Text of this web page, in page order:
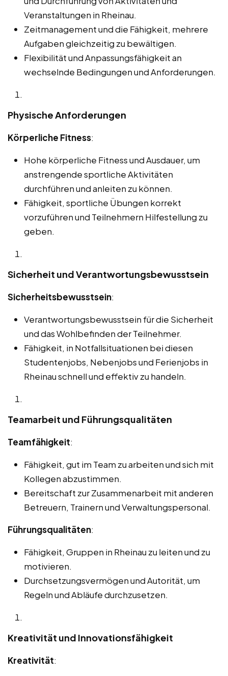
Veranstaltungen in Rheinau.
Zeitmanagement und die Fähigkeit, mehrere
Aufgaben gleichzeitig zu bewältigen.
Flexibilität und Anpassungsfähigkeit an
wechselnde Bedingungen und Anforderungen.
Physische Anforderungen
Körperliche Fitness:
Hohe körperliche Fitness und Ausdauer, um
anstrengende sportliche Aktivitäten
durchführen und anleiten zu können.
Fähigkeit, sportliche Übungen korrekt
vorzuführen und Teilnehmern Hilfestellung zu
geben.
Sicherheit und Verantwortungsbewusstsein
Sicherheitsbewusstsein:
Verantwortungsbewusstsein für die Sicherheit
und das Wohlbefinden der Teilnehmer.
Fähigkeit, in Notfallsituationen bei diesen
Studentenjobs, Nebenjobs und Ferienjobs in
Rheinau schnell und effektiv zu handeln.
Teamarbeit und Führungsqualitäten
Teamfähigkeit:
Fähigkeit, gut im Team zu arbeiten und sich mit
Kollegen abzustimmen.
Bereitschaft zur Zusammenarbeit mit anderen
Betreuern, Trainern und Verwaltungspersonal.
Führungsqualitäten:
Fähigkeit, Gruppen in Rheinau zu leiten und zu
motivieren.
Durchsetzungsvermögen und Autorität, um
Regeln und Abläufe durchzusetzen.
Kreativität und Innovationsfähigkeit
Kreativität: